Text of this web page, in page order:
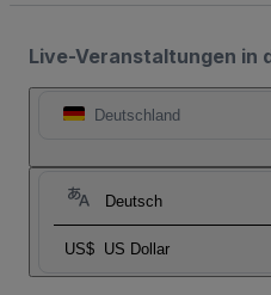
Live-Veranstaltungen in
Deutschland
Deutsch
US$ US Dollar